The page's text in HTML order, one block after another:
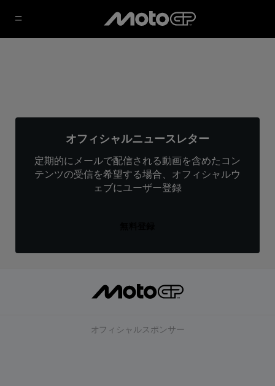
オフィシャルニュースレター
定期的にメールで配信される動画を含めたコン
テンツの受信を希望する場合、オフィシャルウ
ェブにユーザー登録
オフィシャルスポンサー